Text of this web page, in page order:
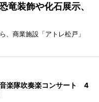
装飾や化石展示、
、商業施設「アトレ松戸」
楽隊吹奏楽コンサート 4